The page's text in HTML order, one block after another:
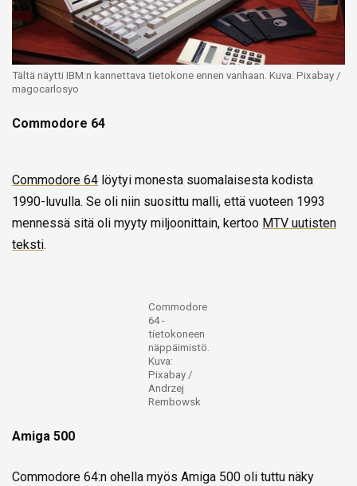
Tältä näytti IBM:n kannettava tietokone ennen vanhaan. Kuva: Pixabay /
magocarlosyo
Commodore 64
Commodore 64 löytyi monesta suomalaisesta kodista
1990-luvulla. Se oli niin suosittu malli, että vuoteen 1993
mennessä sitä oli myyty miljoonittain, kertoo MTV uutisten
teksti.
Commodore
64 -
tietokoneen
näppäimistö.
Kuva:
Pixabay /
Andrzej
Rembowsk
Amiga 500
Commodore 64:n ohella myös Amiga 500 oli tuttu näky